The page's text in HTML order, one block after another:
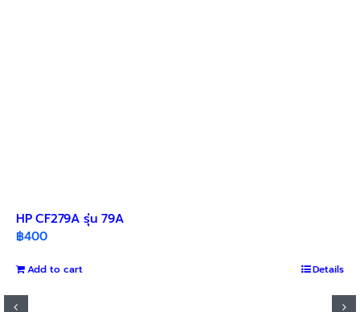
HP CF279A รุ่น 79A
฿400
Add to cart Details